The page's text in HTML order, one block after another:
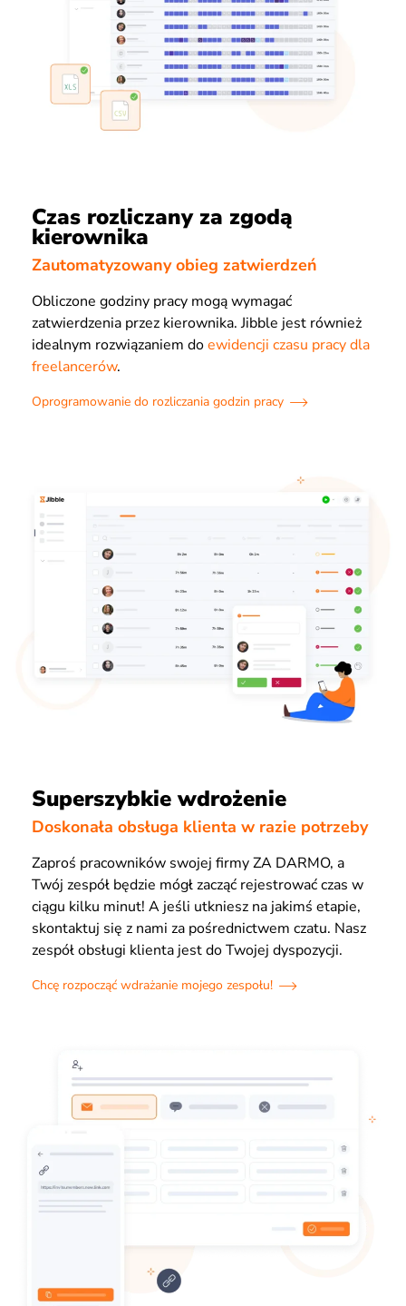
Czas rozliczany za zgodą
kierownika
Zautomatyzowany obieg zatwierdzeń
Obliczone godziny pracy mogą wymagać
zatwierdzenia przez kierownika. Jibble jest również
idealnym rozwiązaniem doewidencji czasu pracy dla
freelancerów.
Oprogramowanie do rozliczania godzin pracy
Superszybkie wdrożenie
Doskonała obsługa klienta w razie potrzeby
Zaproś pracowników swojej firmy ZA DARMO, a
Twój zespół będzie mógł zacząć rejestrować czas w
ciągu kilku minut! A jeśli utkniesz na jakimś etapie,
skontaktuj się z nami za pośrednictwem czatu. Nasz
zespół obsługi klienta jest do Twojej dyspozycji.
Chcę rozpocząć wdrażanie mojego zespołu!